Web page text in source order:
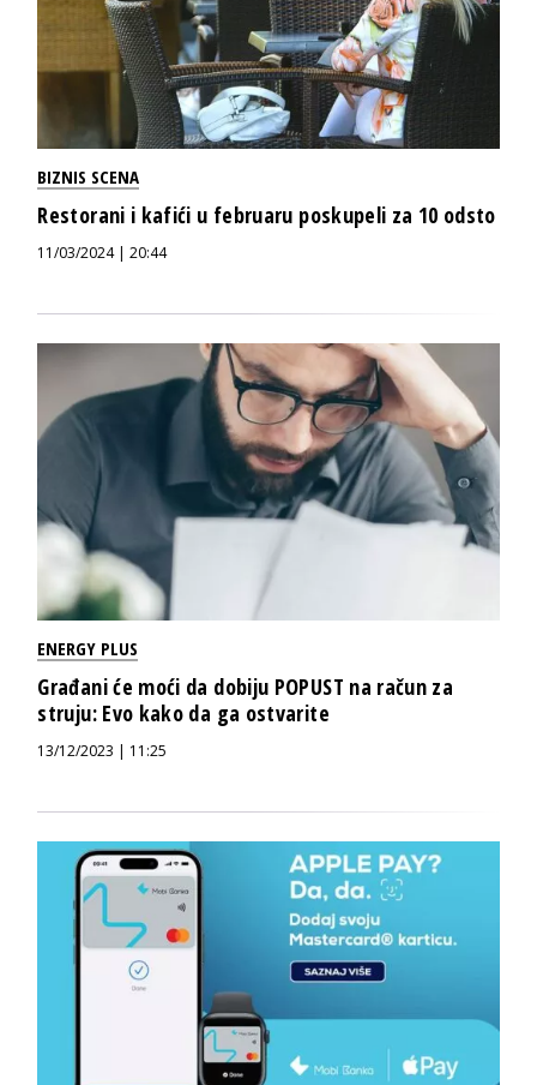
BIZNIS SCENA
Restorani i kafići u februaru poskupeli za 10 odsto
11/03/2024 | 20:44
ENERGY PLUS
Građani će moći da dobiju POPUST na račun za
struju: Evo kako da ga ostvarite
13/12/2023 | 11:25